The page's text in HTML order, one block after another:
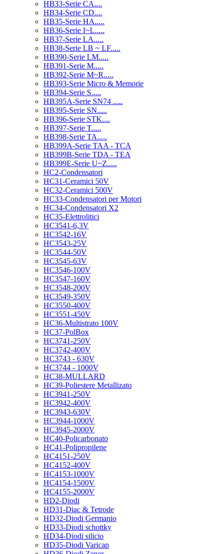
HB33-Serie CA....
HB34-Serie CD....
HB35-Serie HA.....
HB36-Serie I~L.....
HB37-Serie LA.....
HB38-Serie LB ~ LF.....
HB390-Serie LM.....
HB391-Serie M.....
HB392-Serie M~R.....
HB393-Serie Micro & Memorie
HB394-Serie S.....
HB395A-Serie SN74 .....
HB395-Serie SN.....
HB396-Serie STK....
HB397-Serie T.....
HB398-Serie TA.....
HB399A-Serie TAA - TCA
HB399B-Serie TDA - TEA
HB399E-Serie U~Z.....
HC2-Condensatori
HC31-Ceramici 50V
HC32-Ceramici 500V
HC33-Condensatori per Motori
HC34-Condensatori X2
HC35-Elettrolitici
HC3541-6,3V
HC3542-16V
HC3543-25V
HC3544-50V
HC3545-63V
HC3546-100V
HC3547-160V
HC3548-200V
HC3549-350V
HC3550-400V
HC3551-450V
HC36-Multistrato 100V
HC37-PolBox
HC3741-250V
HC3742-400V
HC3743 - 630V
HC3744 - 1000V
HC38-MULLARD
HC39-Poliestere Metallizato
HC3941-250V
HC3942-400V
HC3943-630V
HC3944-1000V
HC3945-2000V
HC40-Policarbonato
HC41-Polipropilene
HC4151-250V
HC4152-400V
HC4153-1000V
HC4154-1500V
HC4155-2000V
HD2-Diodi
HD31-Diac & Tetrode
HD32-Diodi Germanio
HD33-Diodi schottky
HD34-Diodi silicio
HD35-Diodi Varicap